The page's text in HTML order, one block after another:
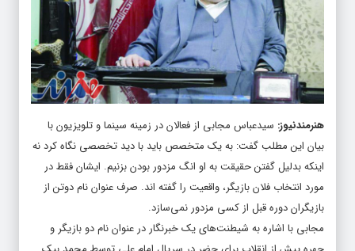
هنرمندنیوز: سیدعباس مجابی از فعالان در زمینه سینما و تلویزیون با
بیان این مطلب گفت: به یک متخصص باید با دید تخصصی نگاه کرد نه
اینکه بدلیل گفتن حقیقت به او انگ مزدور بودن بزنیم. ایشان فقط در
مورد انتخاب فلان بازیگر، واقعیت را گفته اند. صرف عنوان نام دوتن از
بازیگران دوره قبل از کسی مزدور نمی‌سازد.
مجابی با اشاره به شیطنت‌های یک خبرنگار در عنوان نام دو بازیگر و